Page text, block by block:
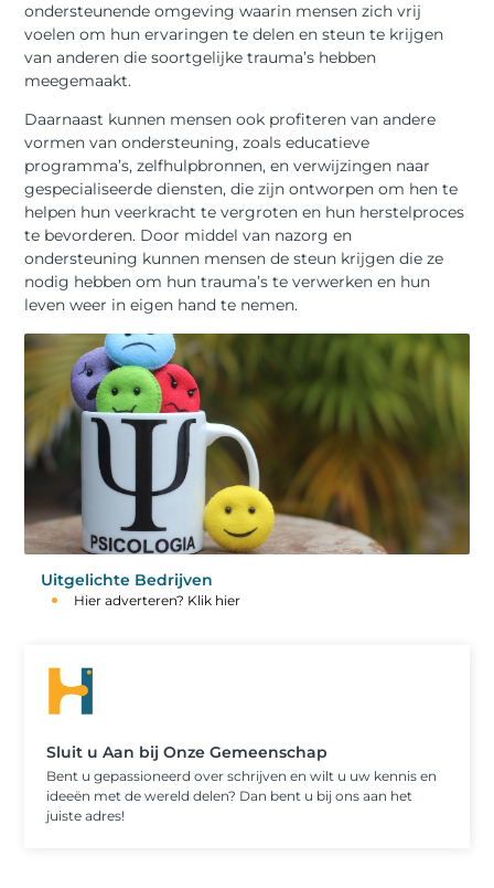
ondersteunende omgeving waarin mensen zich vrij
voelen om hun ervaringen te delen en steun te krijgen
van anderen die soortgelijke trauma’s hebben
meegemaakt.
Daarnaast kunnen mensen ook profiteren van andere
vormen van ondersteuning, zoals educatieve
programma’s, zelfhulpbronnen, en verwijzingen naar
gespecialiseerde diensten, die zijn ontworpen om hen te
helpen hun veerkracht te vergroten en hun herstelproces
te bevorderen. Door middel van nazorg en
ondersteuning kunnen mensen de steun krijgen die ze
nodig hebben om hun trauma’s te verwerken en hun
leven weer in eigen hand te nemen.
Uitgelichte Bedrijven
Hier adverteren? Klik hier
Sluit u Aan bij Onze Gemeenschap
Bent u gepassioneerd over schrijven en wilt u uw kennis en
ideeën met de wereld delen? Dan bent u bij ons aan het
juiste adres!